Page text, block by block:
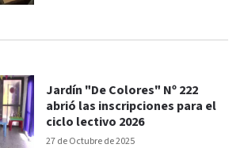
27 de Octubre de 2025
Jardín "De Colores" Nº 222
abrió las inscripciones para el
ciclo lectivo 2026